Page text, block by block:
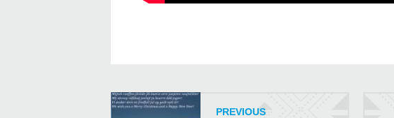
PREVIOUS